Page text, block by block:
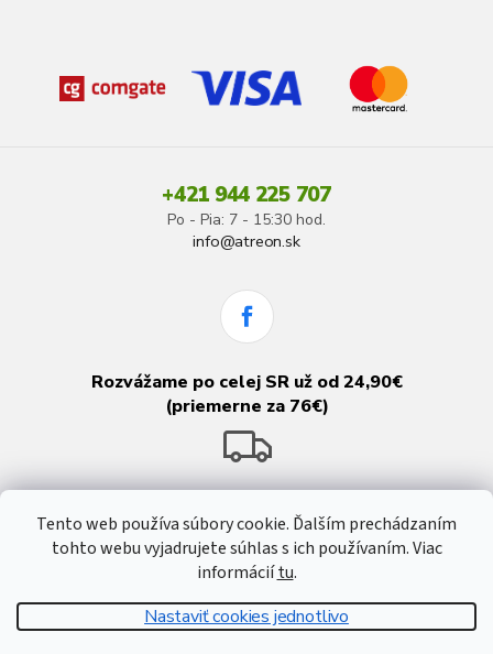
Tento web používa súbory cookie. Ďalším prechádzaním
tohto webu vyjadrujete súhlas s ich používaním. Viac
informáciítu.
Nastaviť cookies jednotlivo
+421 944 225 707
Po - Pia: 7 - 15:30 hod.
info@atreon.sk
Rozvážame po celej SR už od 24,90€
(priemerne za 76€)
Vytvoril Shoptet